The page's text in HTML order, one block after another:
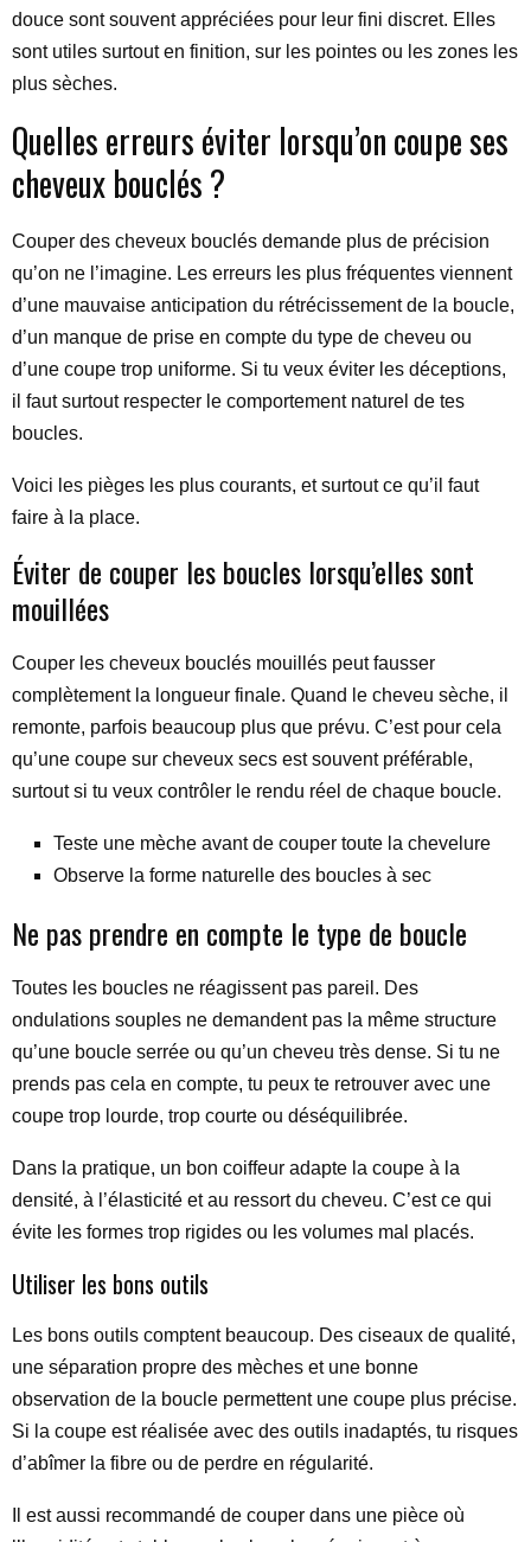
douce sont souvent appréciées pour leur fini discret. Elles
sont utiles surtout en finition, sur les pointes ou les zones les
plus sèches.
Quelles erreurs éviter lorsqu’on coupe ses
cheveux bouclés ?
Couper des cheveux bouclés demande plus de précision
qu’on ne l’imagine. Les erreurs les plus fréquentes viennent
d’une mauvaise anticipation du rétrécissement de la boucle,
d’un manque de prise en compte du type de cheveu ou
d’une coupe trop uniforme. Si tu veux éviter les déceptions,
il faut surtout respecter le comportement naturel de tes
boucles.
Voici les pièges les plus courants, et surtout ce qu’il faut
faire à la place.
Éviter de couper les boucles lorsqu’elles sont
mouillées
Couper les cheveux bouclés mouillés peut fausser
complètement la longueur finale. Quand le cheveu sèche, il
remonte, parfois beaucoup plus que prévu. C’est pour cela
qu’une coupe sur cheveux secs est souvent préférable,
surtout si tu veux contrôler le rendu réel de chaque boucle.
Teste une mèche avant de couper toute la chevelure
Observe la forme naturelle des boucles à sec
Ne pas prendre en compte le type de boucle
Toutes les boucles ne réagissent pas pareil. Des
ondulations souples ne demandent pas la même structure
qu’une boucle serrée ou qu’un cheveu très dense. Si tu ne
prends pas cela en compte, tu peux te retrouver avec une
coupe trop lourde, trop courte ou déséquilibrée.
Dans la pratique, un bon coiffeur adapte la coupe à la
densité, à l’élasticité et au ressort du cheveu. C’est ce qui
évite les formes trop rigides ou les volumes mal placés.
Utiliser les bons outils
Les bons outils comptent beaucoup. Des ciseaux de qualité,
une séparation propre des mèches et une bonne
observation de la boucle permettent une coupe plus précise.
Si la coupe est réalisée avec des outils inadaptés, tu risques
d’abîmer la fibre ou de perdre en régularité.
Il est aussi recommandé de couper dans une pièce où